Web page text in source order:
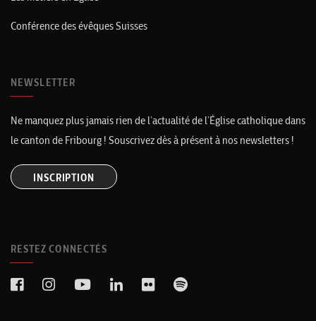
Conférence des évêques Suisses
NEWSLETTER
Ne manquez plus jamais rien de l’actualité de l’Église catholique dans
le canton de Fribourg ! Souscrivez dès à présent à nos newsletters !
INSCRIPTION
RESTEZ CONNECTÉS